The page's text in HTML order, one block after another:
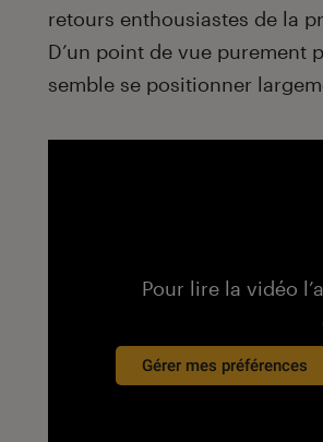
retours enthousiastes de la
D’un point de vue purement
semble se positionner
Pour lire la vidéo
Gérer mes préférences